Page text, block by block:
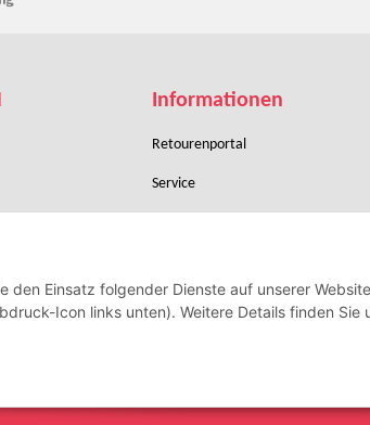
den Einsatz folgender Dienste auf unserer
Icon links unten). Weitere Details finden Sie
Informationen
Retourenportal
Service
Widerrufsrecht